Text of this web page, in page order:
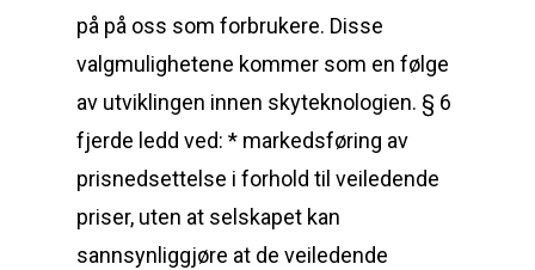
på på oss som forbrukere. Disse
valgmulighetene kommer som en følge
av utviklingen innen skyteknologien. § 6
fjerde ledd ved: * markedsføring av
prisnedsettelse i forhold til veiledende
priser, uten at selskapet kan
sannsynliggjøre at de veiledende